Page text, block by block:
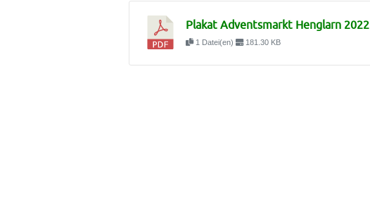
Plakat Adventsmarkt Henglarn 2022
1 Datei(en) 181.30 KB